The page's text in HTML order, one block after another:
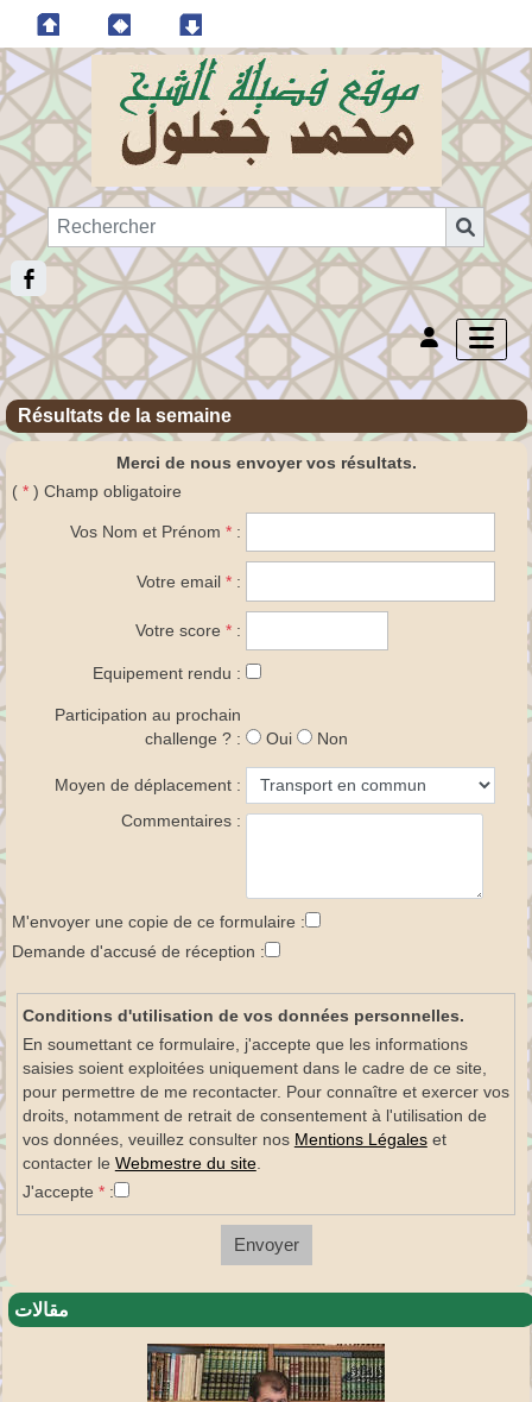
مقالات
Résultats de la semaine
Merci de nous envoyer vos résultats.
( * ) Champ obligatoire
Vos Nom et Prénom * :
Votre email * :
Votre score * :
Equipement rendu :
Participation au prochain
challenge ? :
Oui Non
Moyen de déplacement :
Commentaires :
M'envoyer une copie de ce formulaire :
Demande d'accusé de réception :
Conditions d'utilisation de vos données personnelles.
En soumettant ce formulaire, j'accepte que les informations
saisies soient exploitées uniquement dans le cadre de ce site,
pour permettre de me recontacter. Pour connaître et exercer vos
droits, notamment de retrait de consentement à l'utilisation de
vos données, veuillez consulter nos Mentions Légaleset
contacter le Webmestre du site.
J'accepte * :
Envoyer